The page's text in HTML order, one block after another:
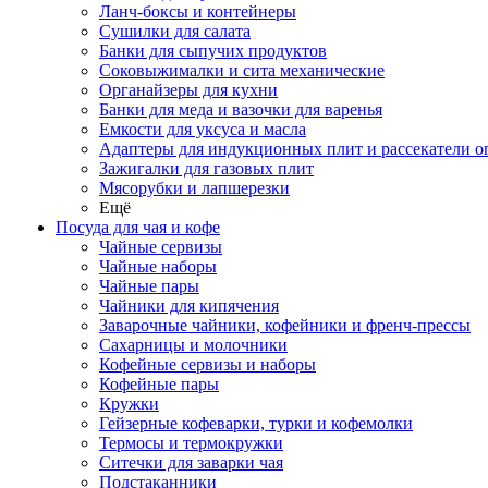
Ланч-боксы и контейнеры
Сушилки для салата
Банки для сыпучих продуктов
Соковыжималки и сита механические
Органайзеры для кухни
Банки для меда и вазочки для варенья
Емкости для уксуса и масла
Адаптеры для индукционных плит и рассекатели
Зажигалки для газовых плит
Мясорубки и лапшерезки
Ещё
Посуда для чая и кофе
Чайные сервизы
Чайные наборы
Чайные пары
Чайники для кипячения
Заварочные чайники, кофейники и френч-прессы
Сахарницы и молочники
Кофейные сервизы и наборы
Кофейные пары
Кружки
Гейзерные кофеварки, турки и кофемолки
Термосы и термокружки
Ситечки для заварки чая
Подстаканники